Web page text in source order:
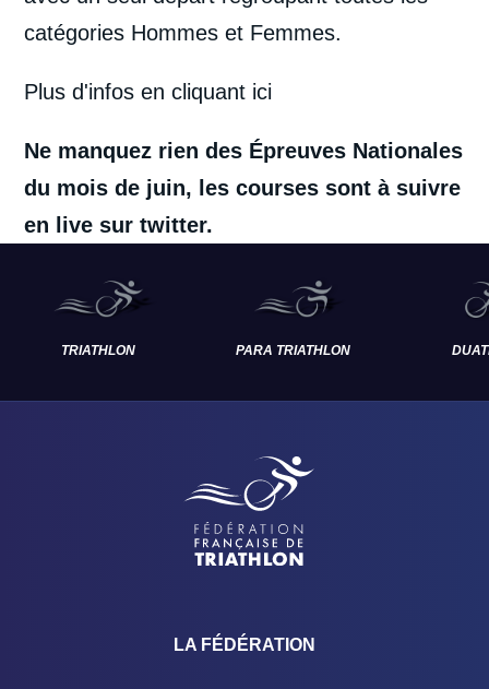
catégories Hommes et Femmes.
Plus d'infosen cliquant ici
Ne manquez rien des Épreuves Nationales
du mois de juin, les courses sont à suivre
en live surtwitter.
TRIATHLON PARA TRIATHLON
LA FÉDÉRATION